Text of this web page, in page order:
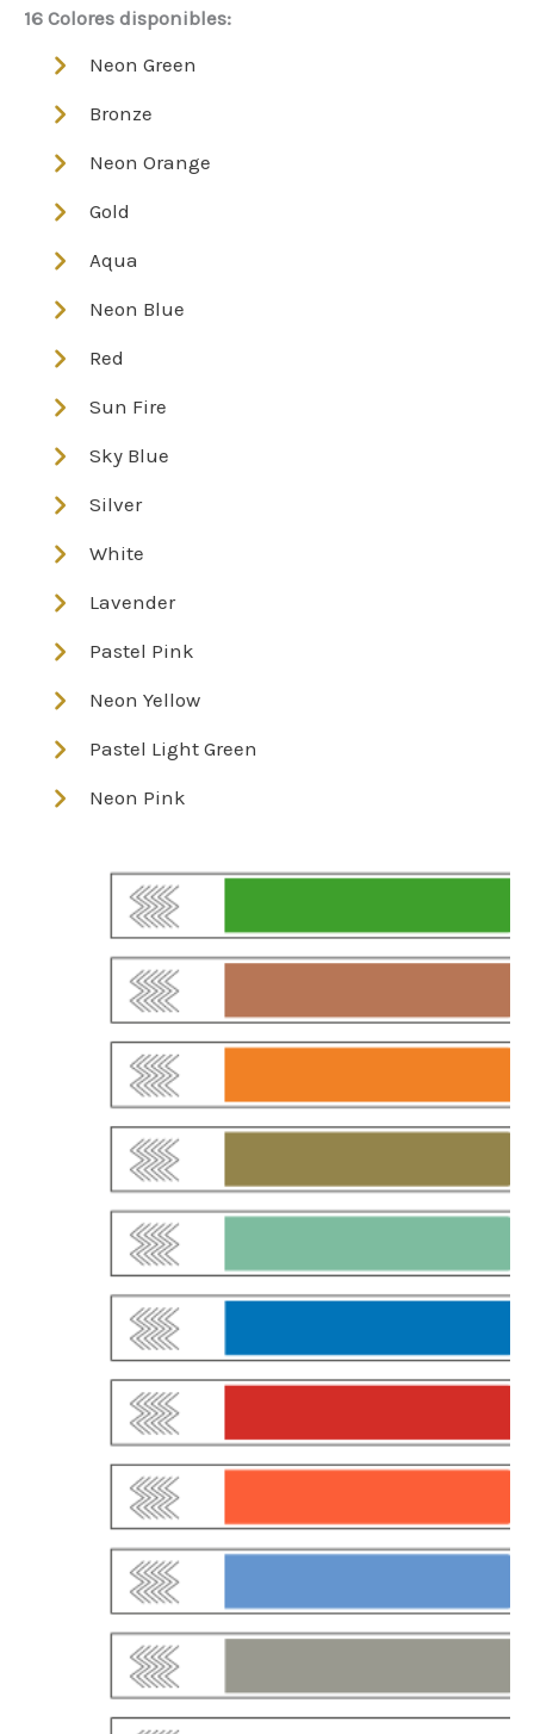
16 Colores disponibles:
Neon Green
Bronze
Neon Orange
Gold
Aqua
Neon Blue
Red
Sun Fire
Sky Blue
Silver
White
Lavender
Pastel Pink
Neon Yellow
Pastel Light Green
Neon Pink